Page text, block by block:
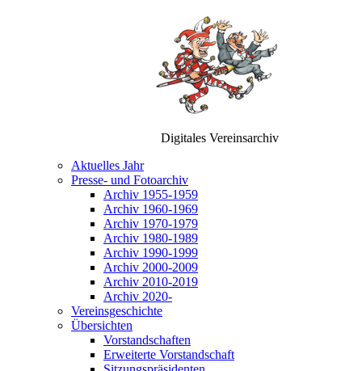
Digitales Vereinsarchiv
Aktuelles Jahr
Presse- und Fotoarchiv
Archiv 1955-1959
Archiv 1960-1969
Archiv 1970-1979
Archiv 1980-1989
Archiv 1990-1999
Archiv 2000-2009
Archiv 2010-2019
Archiv 2020-
Vereinsgeschichte
Übersichten
Vorstandschaften
Erweiterte Vorstandschaft